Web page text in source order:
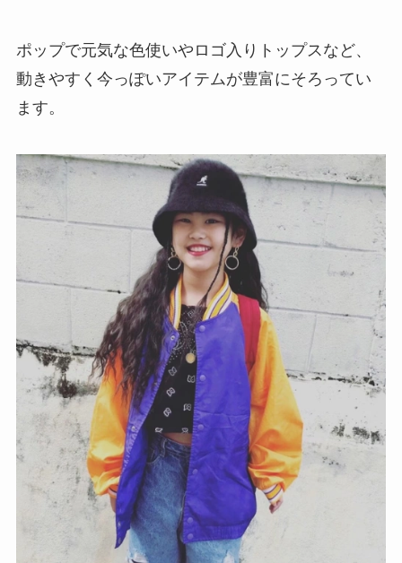
ポップで元気な色使いやロゴ入りトップスなど、
動きやすく今っぽいアイテムが豊富にそろってい
ます。